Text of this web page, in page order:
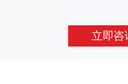
立即咨